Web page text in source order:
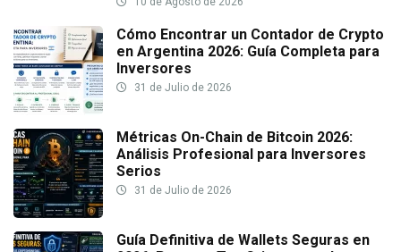
Cómo Encontrar un Contador de Crypto
en Argentina 2026: Guía Completa para
Inversores
31 de Julio de 2026
Métricas On-Chain de Bitcoin 2026:
Análisis Profesional para Inversores
Serios
31 de Julio de 2026
Guía Definitiva de Wallets Seguras en